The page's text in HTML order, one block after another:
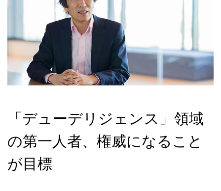
「デューデリジェンス」領域
の第一人者、権威になること
が目標